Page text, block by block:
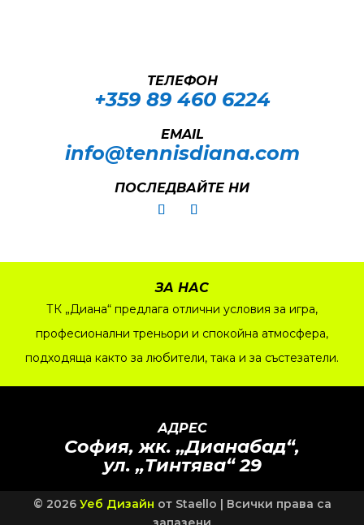
ТЕЛЕФОН
+359 89 460 6224­
EMAIL
info@tennisdiana.com
ПОСЛЕДВАЙТЕ НИ
ЗА НАС
ТК „Диана“ предлага отлични условия за игра,
професионални треньори и спокойна атмосфера,
подходяща както за любители, така и за състезатели.
АДРЕС
София, жк. „Дианабад“,
ул. „Тинтява“29
© 2026 Уеб Дизайн от Staello | Всички права са